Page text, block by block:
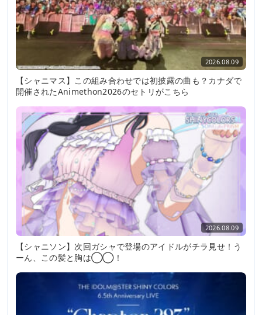
2026.08.09
【シャニマス】この組み合わせでは初披露の曲も？カナダで
開催されたAnimethon2026のセトリがこちら
2026.08.09
【シャニソン】次回ガシャで登場のアイドルがチラ見せ！う
ーん、この髪と胸は◯◯！